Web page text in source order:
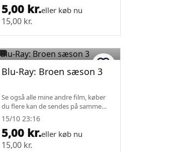
5,00 kr.eller køb nu
15,00 kr.
Blu-Ray: Broen sæson 3
Se også alle mine andre film, køber
du flere kan de sendes på samme
fragt.
15/10 23:16
5,00 kr.eller køb nu
15,00 kr.